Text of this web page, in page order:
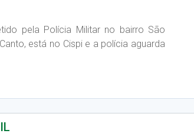
pela Polícia Militar no bairro São
está no Cispi e a polícia aguarda